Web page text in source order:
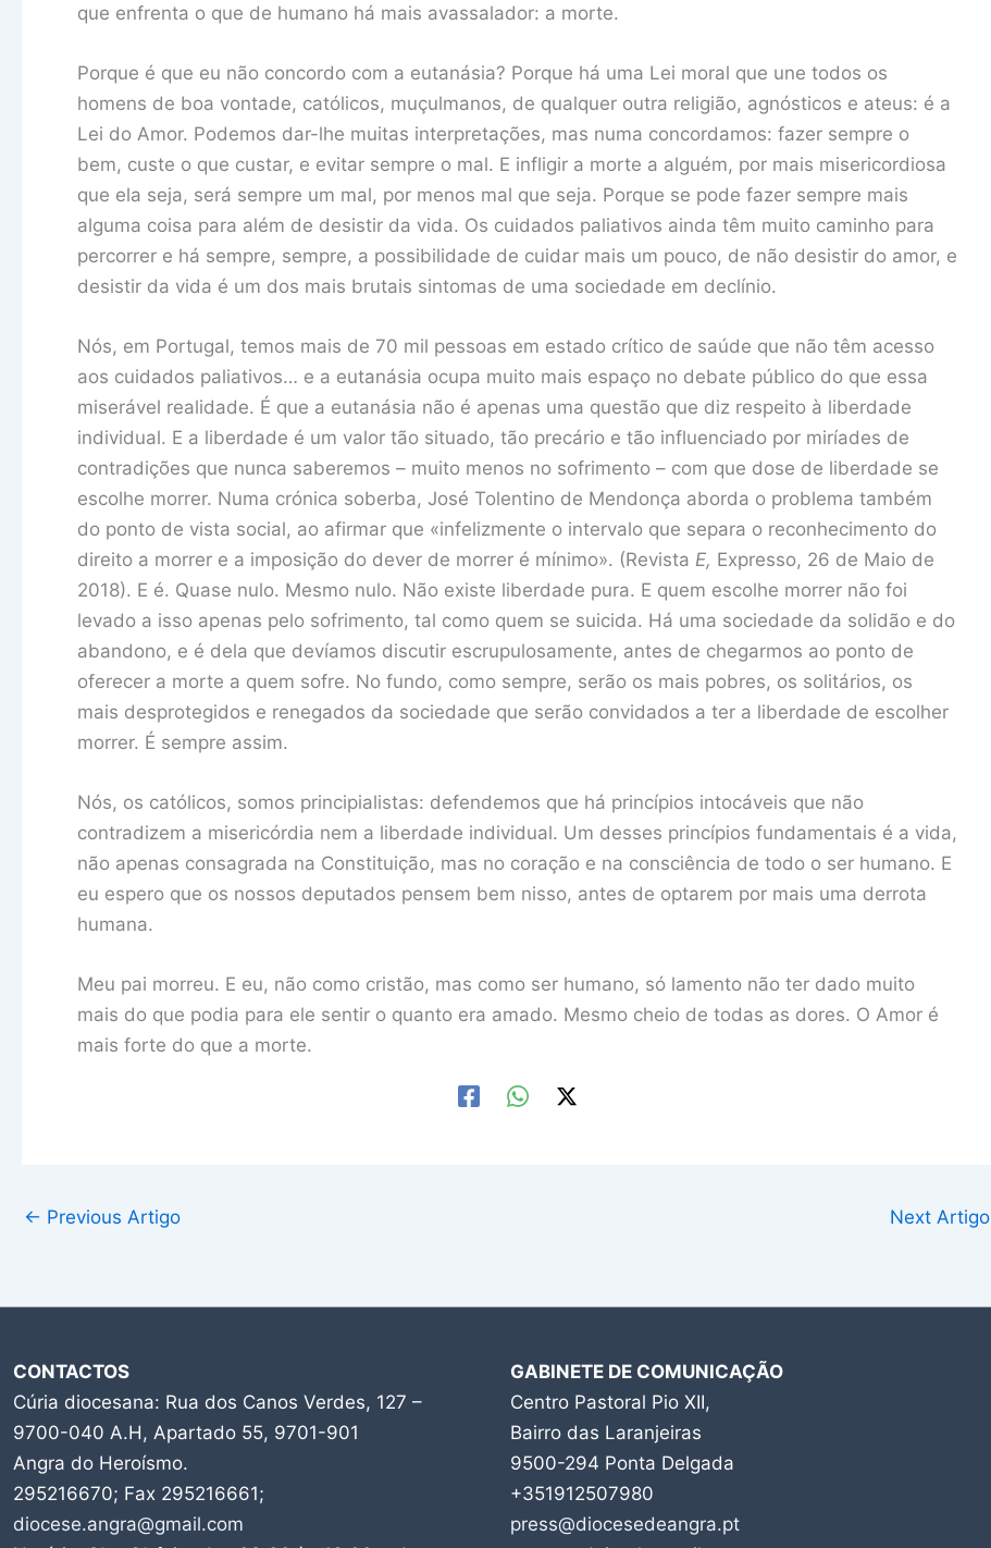
que enfrenta o que de humano há mais avassalador: a morte.
Porque é que eu não concordo com a eutanásia? Porque há uma Lei moral que une todos os
homens de boa vontade, católicos, muçulmanos, de qualquer outra religião, agnósticos e ateus: é a
Lei do Amor. Podemos dar-lhe muitas interpretações, mas numa concordamos: fazer sempre o
bem, custe o que custar, e evitar sempre o mal. E infligir a morte a alguém, por mais misericordiosa
que ela seja, será sempre um mal, por menos mal que seja. Porque se pode fazer sempre mais
alguma coisa para além de desistir da vida. Os cuidados paliativos ainda têm muito caminho para
percorrer e há sempre, sempre, a possibilidade de cuidar mais um pouco, de não desistir do amor, e
desistir da vida é um dos mais brutais sintomas de uma sociedade em declínio.
Nós, em Portugal, temos mais de 70 mil pessoas em estado crítico de saúde que não têm acesso
aos cuidados paliativos… e a eutanásia ocupa muito mais espaço no debate público do que essa
miserável realidade. É que a eutanásia não é apenas uma questão que diz respeito à liberdade
individual. E a liberdade é um valor tão situado, tão precário e tão influenciado por miríades de
contradições que nunca saberemos – muito menos no sofrimento – com que dose de liberdade se
escolhe morrer. Numa crónica soberba, José Tolentino de Mendonça aborda o problema também
do ponto de vista social, ao afirmar que «infelizmente o intervalo que separa o reconhecimento do
direito a morrer e a imposição do dever de morrer é mínimo». (Revista E, Expresso, 26 de Maio de
2018). E é. Quase nulo. Mesmo nulo. Não existe liberdade pura. E quem escolhe morrer não foi
levado a isso apenas pelo sofrimento, tal como quem se suicida. Há uma sociedade da solidão e do
abandono, e é dela que devíamos discutir escrupulosamente, antes de chegarmos ao ponto de
oferecer a morte a quem sofre. No fundo, como sempre, serão os mais pobres, os solitários, os
mais desprotegidos e renegados da sociedade que serão convidados a ter a liberdade de escolher
morrer. É sempre assim.
Nós, os católicos, somos principialistas: defendemos que há princípios intocáveis que não
contradizem a misericórdia nem a liberdade individual. Um desses princípios fundamentais é a vida,
não apenas consagrada na Constituição, mas no coração e na consciência de todo o ser humano. E
eu espero que os nossos deputados pensem bem nisso, antes de optarem por mais uma derrota
humana.
Meu pai morreu. E eu, não como cristão, mas como ser humano, só lamento não ter dado muito
mais do que podia para ele sentir o quanto era amado. Mesmo cheio de todas as dores. O Amor é
mais forte do que a morte.
← Previous Artigo Next Artigo
CONTACTOS
Cúria diocesana: Rua dos Canos Verdes, 127 –
9700-040 A.H, Apartado 55, 9701-901
Angra do Heroísmo.
295216670; Fax 295216661;
diocese.angra@gmail.com
GABINETE DE COMUNICAÇÃO
Centro Pastoral Pio XII,
Bairro das Laranjeiras
9500-294 Ponta Delgada
+351912507980
press@diocesedeangra.pt